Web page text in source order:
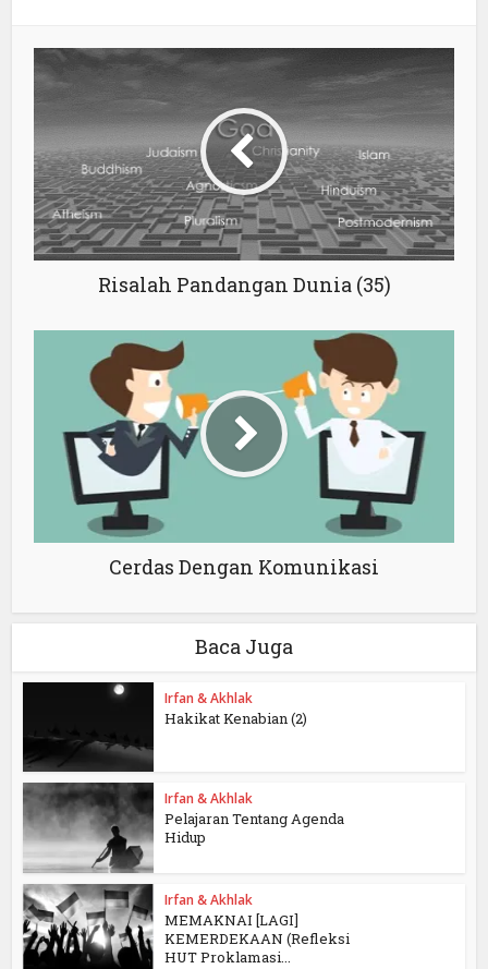
Risalah Pandangan Dunia (35)
Cerdas Dengan Komunikasi
Baca Juga
Irfan & Akhlak
Hakikat Kenabian (2)
Irfan & Akhlak
Pelajaran Tentang Agenda
Hidup
Irfan & Akhlak
MEMAKNAI [LAGI]
KEMERDEKAAN (Refleksi
HUT Proklamasi...